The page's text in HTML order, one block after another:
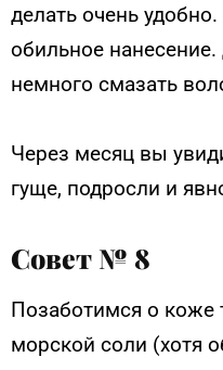
делать очень
обильное
немного смазать
Через месяц вы
гуще, подросли и
Совет № 8
Позаботимся о коже
морской соли (хотя